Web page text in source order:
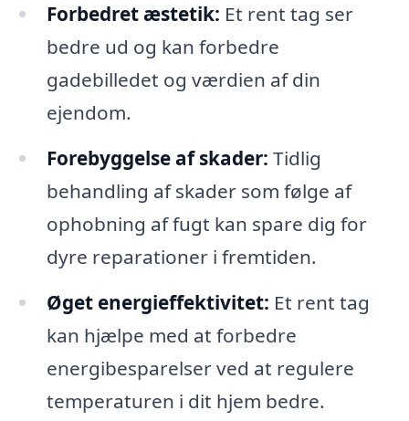
Forbedret æstetik: Et rent tag ser
bedre ud og kan forbedre
gadebilledet og værdien af din
ejendom.
Forebyggelse af skader: Tidlig
behandling af skader som følge af
ophobning af fugt kan spare dig for
dyre reparationer i fremtiden.
Øget energieffektivitet: Et rent tag
kan hjælpe med at forbedre
energibesparelser ved at regulere
temperaturen i dit hjem bedre.